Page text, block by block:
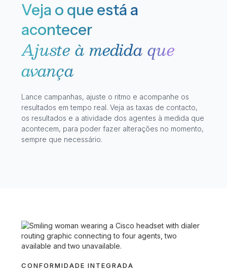
Veja o que está a
acontecer
Ajuste à medida que
avança
Lance campanhas, ajuste o ritmo e acompanhe os
resultados em tempo real. Veja as taxas de contacto,
os resultados e a atividade dos agentes à medida que
acontecem, para poder fazer alterações no momento,
sempre que necessário.
CONFORMIDADE INTEGRADA